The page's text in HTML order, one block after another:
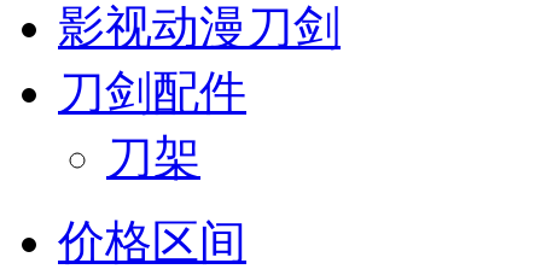
影视动漫刀剑
刀剑配件
刀架
价格区间